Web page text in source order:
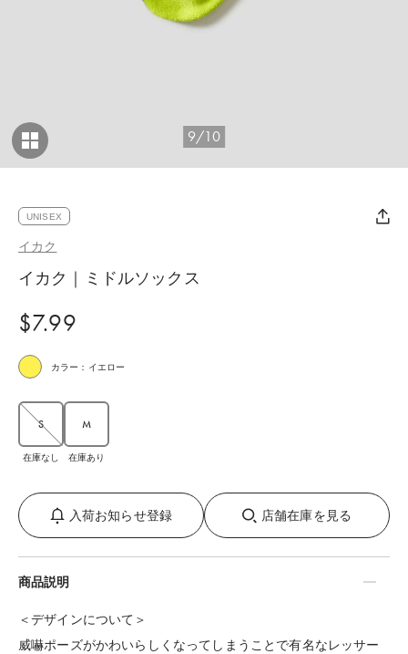
9/10
UNISEX
イカク
イカク｜ミドルソックス
$‌7.99
カラー：イエロー
S
在庫なし
M
在庫あり
入荷お知らせ登録 店舗在庫を見る
商品説明
＜デザインについて＞
威嚇ポーズがかわいらしくなってしまうことで有名なレッサー